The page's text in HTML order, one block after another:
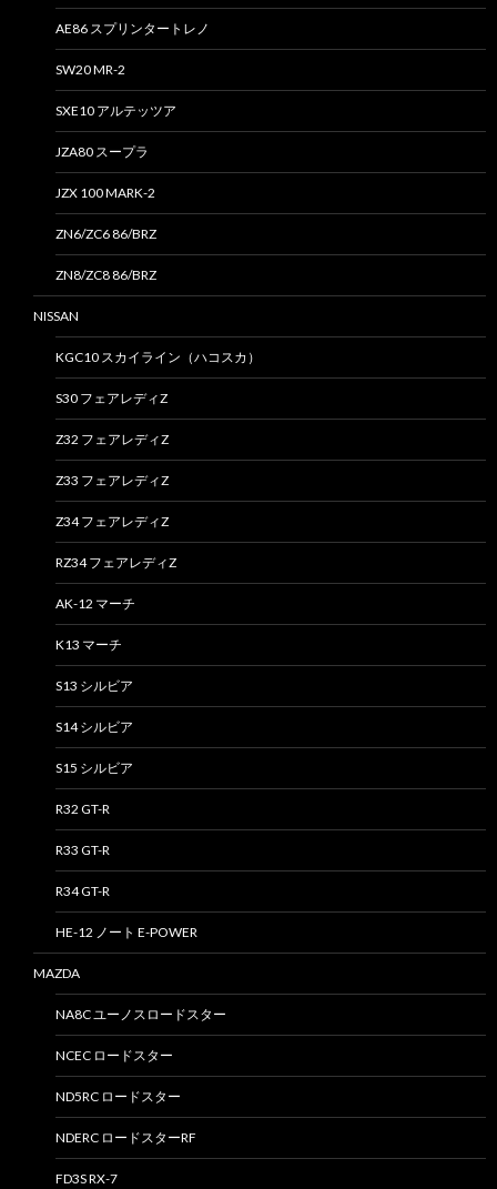
AE86 スプリンタートレノ
SW20 MR-2
SXE10 アルテッツア
JZA80 スープラ
JZX 100 MARK-2
ZN6/ZC6 86/BRZ
ZN8/ZC8 86/BRZ
NISSAN
KGC10 スカイライン（ハコスカ）
S30 フェアレディZ
Z32 フェアレディZ
Z33 フェアレディZ
Z34 フェアレディZ
RZ34 フェアレディZ
AK-12 マーチ
K13 マーチ
S13 シルビア
S14 シルビア
S15 シルビア
R32 GT-R
R33 GT-R
R34 GT-R
HE-12 ノート E-POWER
MAZDA
NA8C ユーノスロードスター
NCEC ロードスター
ND5RC ロードスター
NDERC ロードスターRF
FD3S RX-7